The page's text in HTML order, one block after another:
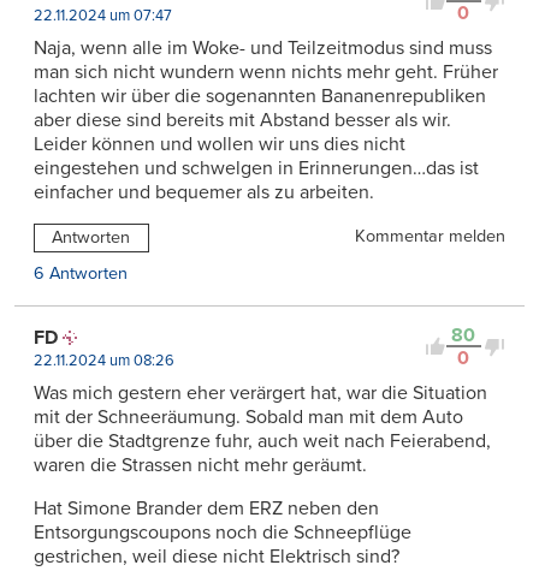
0
22.11.2024 um 07:47
Naja, wenn alle im Woke- und Teilzeitmodus sind muss
man sich nicht wundern wenn nichts mehr geht. Früher
lachten wir über die sogenannten Bananenrepubliken
aber diese sind bereits mit Abstand besser als wir.
Leider können und wollen wir uns dies nicht
eingestehen und schwelgen in Erinnerungen…das ist
einfacher und bequemer als zu arbeiten.
Antworten
Kommentar melden
6 Antworten
80
0
FD
22.11.2024 um 08:26
Was mich gestern eher verärgert hat, war die Situation
mit der Schneeräumung. Sobald man mit dem Auto
über die Stadtgrenze fuhr, auch weit nach Feierabend,
waren die Strassen nicht mehr geräumt.
Hat Simone Brander dem ERZ neben den
Entsorgungscoupons noch die Schneepflüge
gestrichen, weil diese nicht Elektrisch sind?